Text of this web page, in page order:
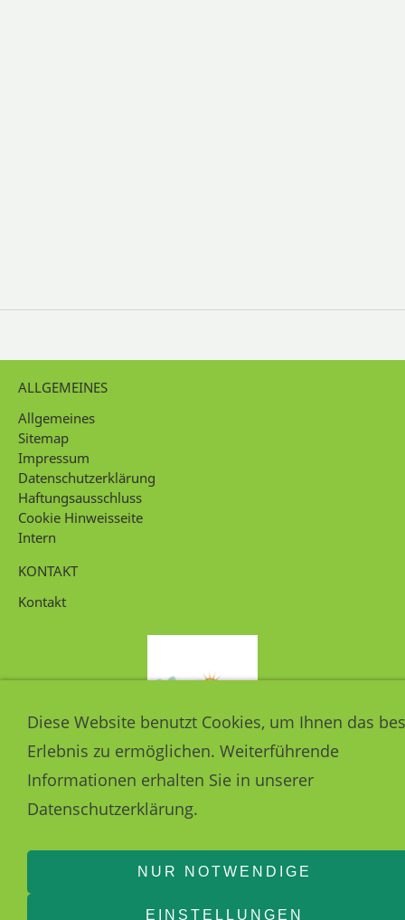
ALLGEMEINES
Allgemeines
Sitemap
Impressum
Datenschutzerklärung
Haftungsausschluss
Cookie Hinweisseite
Intern
KONTAKT
Kontakt
030 36465377 12557 Berlin
Diese Website benutzt Cookies, um Ihnen das
Erlebnis zu ermöglichen. Weiterführende
Informationen erhalten Sie in unserer
Datenschutzerklärung.
NUR NOTWENDIGE
EINSTELLUNGEN